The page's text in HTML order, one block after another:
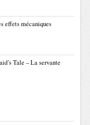
effets mécaniques
Tale – La servante